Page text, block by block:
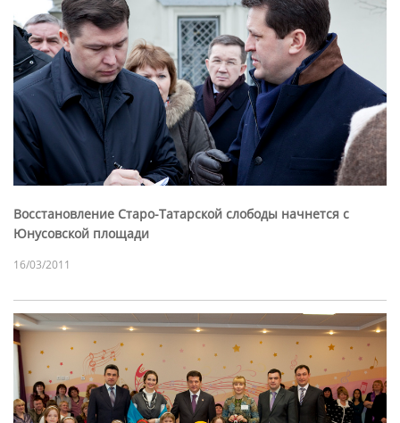
Восстановление Старо-Татарской слободы начнется с
Юнусовской площади
16/03/2011